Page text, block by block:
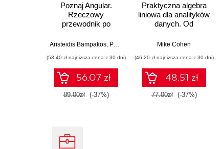
Poznaj Angular.
Rzeczowy
przewodnik po
webowych z użyciem
15. Wydanie IV
Aristeidis Bampakos Pablo Deeleman
(53,40 zł najniższa cena z 30 dni)
56.07 zł
89.00zł (-37%)
Praktyczna algebra
liniowa dla analityków
danych. Od
koncepcji do
w Pythonie
Mike Cohen
(46,20 zł najniższa cena z 30 dni)
48.51 zł
77.00zł (-37%)